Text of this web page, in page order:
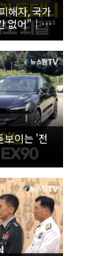
해자, 국가
없어"｜
찬
보이는 '전